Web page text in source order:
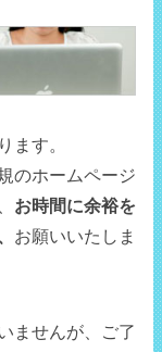
ます。
のホームページ
お時間に余裕を
お願いいたしま
ませんが、ご了